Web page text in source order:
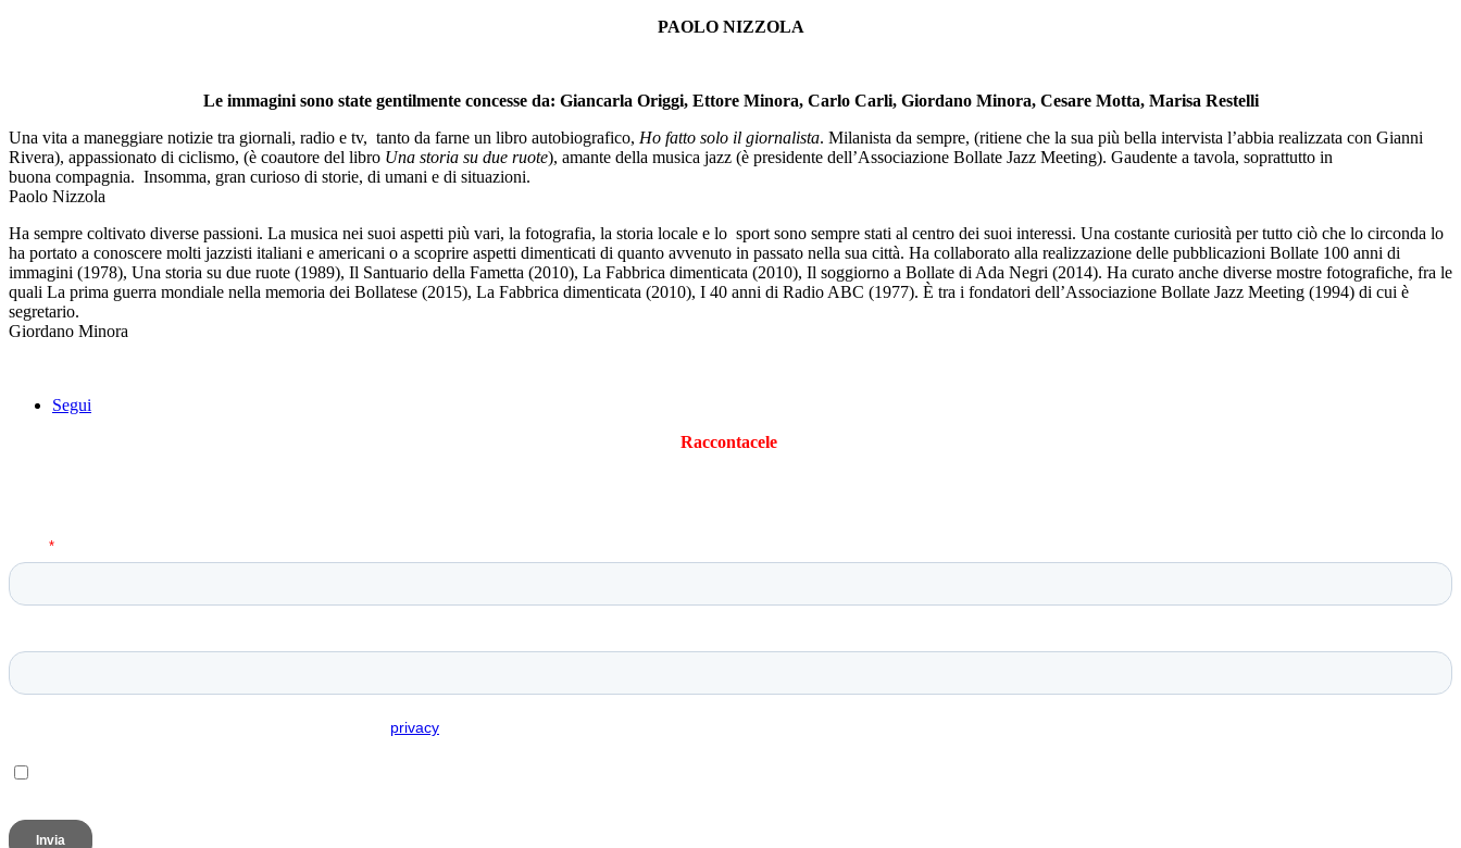
PAOLO NIZZOLA
Le immagini sono state gentilmente concesse da: Giancarla Origgi, Ettore Minora, Carlo Carli, Giordano Minora, Cesare Motta, Marisa Restelli
Una vita a maneggiare notizie tra giornali, radio e tv, tanto da farne un libro autobiografico, Ho fatto solo il giornalista. Milanista da sempre, (ritiene che la sua più bella intervista l’abbia realizzata con Gianni
Rivera), appassionato di ciclismo, (è coautore del libro Una storia su due ruote), amante della musica jazz (è presidente dell’Associazione Bollate Jazz Meeting). Gaudente a tavola, soprattutto in
buona compagnia. Insomma, gran curioso di storie, di umani e di situazioni.
Paolo Nizzola
Ha sempre coltivato diverse passioni. La musica nei suoi aspetti più vari, la fotografia, la storia locale e lo sport sono sempre stati al centro dei suoi interessi. Una costante curiosità per tutto ciò che lo circonda lo
ha portato a conoscere molti jazzisti italiani e americani o a scoprire aspetti dimenticati di quanto avvenuto in passato nella sua città. Ha collaborato alla realizzazione delle pubblicazioni Bollate 100 anni di
immagini (1978), Una storia su due ruote (1989), Il Santuario della Fametta (2010), La Fabbrica dimenticata (2010), Il soggiorno a Bollate di Ada Negri (2014). Ha curato anche diverse mostre fotografiche, fra le
quali La prima guerra mondiale nella memoria dei Bollatese (2015), La Fabbrica dimenticata (2010), I 40 anni di Radio ABC (1977). È tra i fondatori dell’Associazione Bollate Jazz Meeting (1994) di cui è
segretario.
Giordano Minora
Segui
Raccontacelescrivendo a